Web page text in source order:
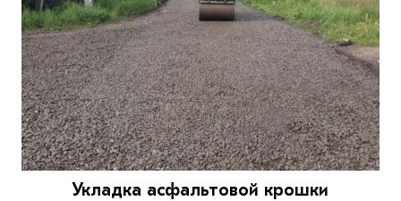
Укладка асфальтовой крошки